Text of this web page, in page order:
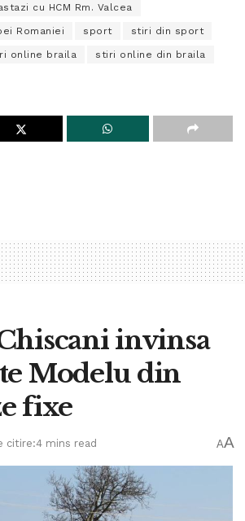
cu HCM Rm. Valcea
Romaniei sport stiri din sport
online braila stiri online din braila
invinsa
Modelu din
fixe
citire:4 mins read AA